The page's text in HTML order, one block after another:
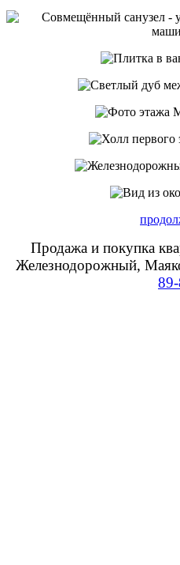
Продажа и покупка
Железнодорожный,